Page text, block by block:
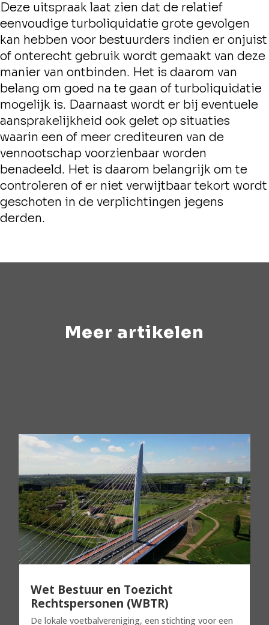
Deze uitspraak laat zien dat de relatief
eenvoudige turboliquidatie grote gevolgen
kan hebben voor bestuurders indien er onjuist
of onterecht gebruik wordt gemaakt van deze
manier van ontbinden. Het is daarom van
belang om goed na te gaan of turboliquidatie
mogelijk is. Daarnaast wordt er bij eventuele
aansprakelijkheid ook gelet op situaties
waarin een of meer crediteuren van de
vennootschap voorzienbaar worden
benadeeld. Het is daarom belangrijk om te
controleren of er niet verwijtbaar tekort wordt
geschoten in de verplichtingen jegens
derden.
Meer artikelen
Wet Bestuur en Toezicht
Rechtspersonen (WBTR)
De lokale voetbalvereniging, een stichting voor een